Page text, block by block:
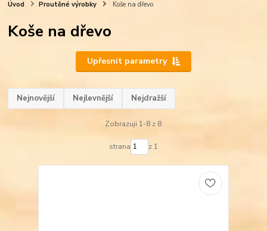
Úvod Proutěné výrobky Koše na dřevo
Koše na dřevo
Upřesnit parametry
Nejnovější Nejlevnější Nejdražší
Zobrazuji 1-8 z 8
strana z 1